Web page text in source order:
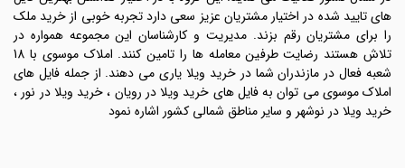
های تایید شده در اختیار مشتریان عزیز سعی دارد تجربه خوبی از خرید ملک
را برای مشتریان رقم بزند. مدیریت و کارشناسان این مجموعه همواره در
تلاش هستند رضایت طرفین معامله ها را تامین کنند. املاک موسوی با 18
شعبه فعال در مازندران شما در خرید ویلا یاری می دهند. از جمله فایل های
املاک موسوی می توان به فایل های خرید ویلا در رویان ، خرید ویلا در نور ،
خرید ویلا در نوشهر و سایر مناطق شمالی کشور اشاره نمود